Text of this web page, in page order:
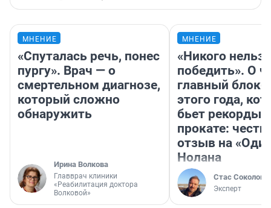
МНЕНИЕ
«Спуталась речь, понес
пургу». Врач — о
смертельном диагнозе,
который сложно
обнаружить
Ирина Волкова
Главврач клиники
«Реабилитация доктора
Волковой»
МНЕНИЕ
«Никого нельзя
победить». О
главный
этого года,
бьет рекорды в
прокате:
отзыв на
Нолана
Стас Соколов
Эксперт